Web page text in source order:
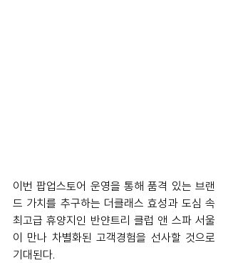
이번 팝업스토어 운영을 통해 품격 있는 브랜
드 가치를 추구하는 더클래스 효성과 도심 속
최고급 휴양지인 반얀트리 클럽 앤 스파 서울
이 만나 차별화된 고객경험을 선사할 것으로
기대된다.